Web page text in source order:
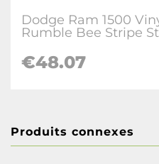
Dodge Ram 1500
Rumble Bee Stripe
€48.07
Produits connexes